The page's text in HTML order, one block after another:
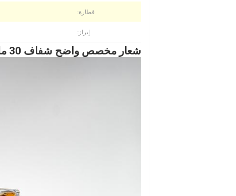
قطارة:
إبراز:
شعار مخصص واضح شفاف 30 مل 50 مل زجاجة 100 مل مع قطارة الذهب